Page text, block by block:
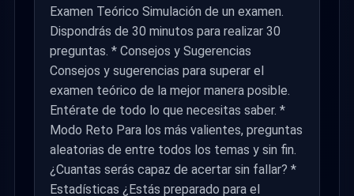
Examen Teórico Simulación de un examen.
Dispondrás de 30 minutos para realizar 30
preguntas. * Consejos y Sugerencias
Consejos y sugerencias para superar el
examen teórico de la mejor manera posible.
Entérate de todo lo que necesitas saber. *
Modo Reto Para los más valientes, preguntas
aleatorias de entre todos los temas y sin fin.
¿Cuantas serás capaz de acertar sin fallar? *
Estadísticas ¿Estás preparado para el